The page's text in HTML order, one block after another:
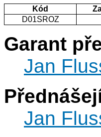
Kód
D01SROZ
Garant
Jan
Jan